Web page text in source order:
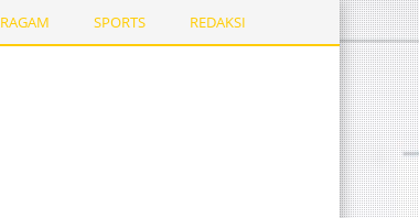
RAGAM SPORTS REDAKSI